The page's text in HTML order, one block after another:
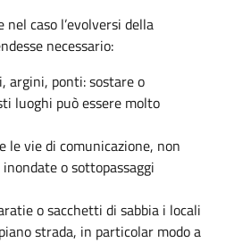
caso l’evolversi della
necessario:
argini, ponti: sostare o
luoghi può essere molto
le vie di comunicazione, non
o sottopassaggi
o sacchetti di sabbia i locali
strada, in particolar modo a